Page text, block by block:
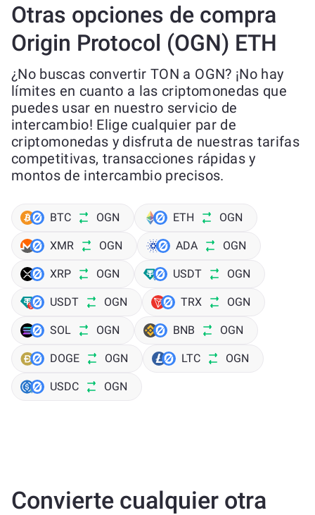
Otras opciones de compra
Origin Protocol (OGN) ETH
¿No buscas convertir TON a OGN? ¡No hay
límites en cuanto a las criptomonedas que
puedes usar en nuestro servicio de
intercambio! Elige cualquier par de
criptomonedas y disfruta de nuestras tarifas
competitivas, transacciones rápidas y
montos de intercambio precisos.
BTC OGN ETH OGN
XMR OGN ADA OGN
XRP OGN USDT OGN
USDT OGN TRX OGN
SOL OGN BNB OGN
DOGE OGN LTC OGN
USDC OGN
Convierte cualquier otra